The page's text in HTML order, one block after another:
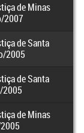
de Minas
2007
de Santa
2005
de Santa
2005
de Minas